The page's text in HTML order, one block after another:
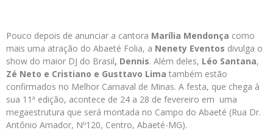
Pouco depois de anunciar a cantora Marília Mendonça como
mais uma atração do Abaeté Folia, a Nenety Eventos divulga o
show do maior DJ do Brasil, Dennis. Além deles, Léo Santana,
Zé Neto e Cristiano e Gusttavo Lima também estão
confirmados no Melhor Carnaval de Minas. A festa, que chega à
sua 11ª edição, acontece de 24 a 28 de fevereiro em uma
megaestrutura que será montada no Campo do Abaeté (Rua Dr.
Antônio Amador, Nº120, Centro, Abaeté-MG).